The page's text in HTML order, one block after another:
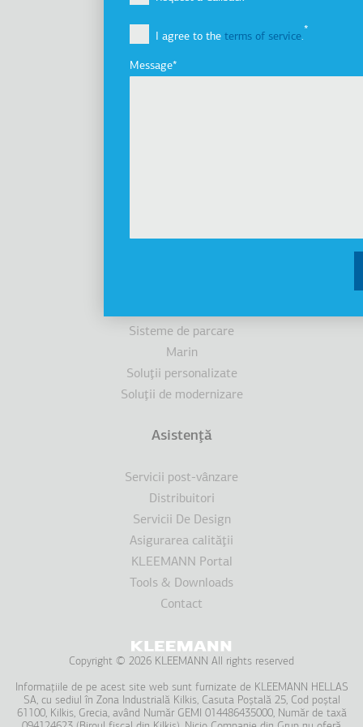
I agree to the terms of service.
Message
Grupul de companii
Innovation
Istoric
Sisteme de parcare
Marin
Soluţii personalizate
Soluţii de modernizare
Asistenţă
Servicii post-vânzare
Distribuitori
Servicii De Design
Asigurarea calităţii
KLEEMANN Portal
Tools & Downloads
Contact
Copyright © 2026 KLEEMANN All rights reserved
Informațiile de pe acest site web sunt furnizate de KLEEMANΝ HELLAS
SA, cu sediul în Zona Industrială Kilkis, Casuta Poștală 25, Cod poștal
61100, Kilkis, Grecia, având Număr GEMI 014486435000, Număr de taxă